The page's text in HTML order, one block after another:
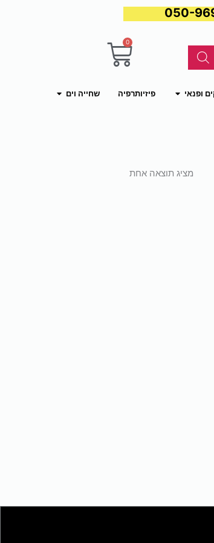
050-
0
עגלת
ופנאי פתח משחקים ופנאי
פיזיותרפיה שחייה וים פתח שחייה וים
מציג תוצאה אחת